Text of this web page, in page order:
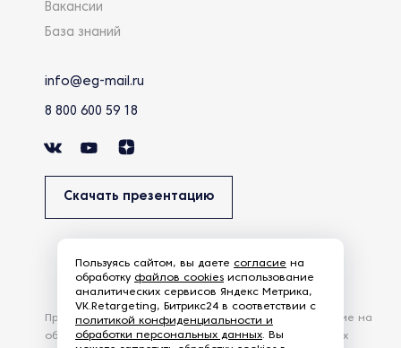
Вакансии
База знаний
info@eg-mail.ru
8 800 600 59 18
Скачать презентацию
Продолжая использовать наш сайт, вы даете согласие на
обработку файлов Cookies и других пользовательских
Пользуясь сайтом, вы даете согласие на
обработку файлов cookies использование
аналитических сервисов Яндекс Метрика,
VK.Retargeting, Битрикс24 в соответствии с
политикой конфиденциальности и
обработки персональных данных. Вы